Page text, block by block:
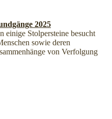
2025
einige Stolpersteine besucht
sowie deren
von Verfolgung